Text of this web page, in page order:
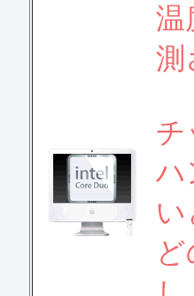
温
測
チ
ハ